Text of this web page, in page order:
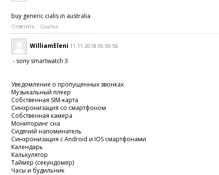
buy generic cialis in australia
Ответить Ссылка
WilliamEleni 11.11.2018 06:56:56
- sony smartwatch 3
Уведомление о пропущенных звонках
Музыкальный плеер
Собственная SIM-карта
Синхронизация со смартфоном
Собственная камера
Мониторинг сна
Сидячий напоминатель
Синхронизация с Android и IOS смартфонами
Календарь
Калькулятор
Таймер (секундомер)
Часы и будильник